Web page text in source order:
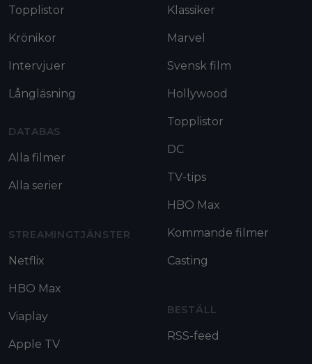
Topplistor
Krönikor
Intervjuer
Långläsning
DATABAS
Alla filmer
Alla serier
STREAMINGTJÄNSTER
Netflix
HBO Max
Viaplay
Apple TV
Klassiker
Marvel
Svensk film
Hollywood
Topplistor
DC
TV-tips
HBO Max
Kommande filmer
Casting
BESTÄLL
RSS-feed